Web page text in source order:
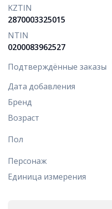
KZTIN
2870003325015
NTIN
0200083962527
Подтверждённые заказы
Дата добавления
Бренд
Возраст
Пол
Персонаж
Единица измерения